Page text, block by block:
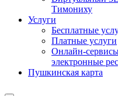
Тимониху
Услуги
Бесплатные
Платные услуги
Онлайн-
электронные
Пушкинская карта